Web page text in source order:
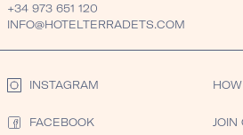
+34 973 651 120
INFO@HOTELTERRADETS.COM
INSTAGRAM
FACEBOOK JOIN